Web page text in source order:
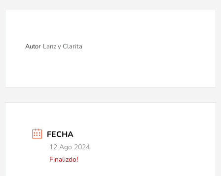
Autor Lanz y Clarita
FECHA
12 Ago 2024
Finalizdo!